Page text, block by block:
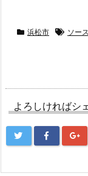
浜松市 ソー
よろしければシ